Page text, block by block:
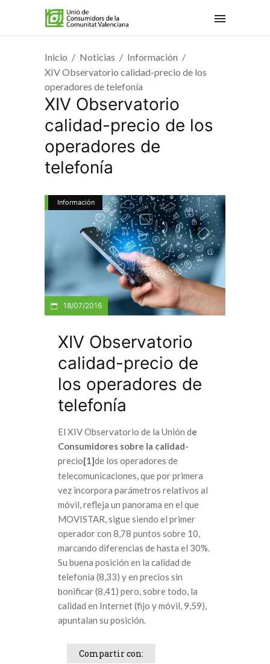
Inicio Noticias
Información
XIV Observatorio calidad-precio de los
operadores de telefonía
XIV Observatorio
calidad-precio de los
operadores de
telefonía
Información
18/07/2016
XIV Observatorio
calidad-precio de
los operadores de
telefonía
El XIV Observatorio de la Unión de
Consumidores sobre la calidad-
precio[1]de los operadores de
telecomunicaciones, que por primera
vez incorpora parámetros relativos al
móvil, refleja un panorama en el que
MOVISTAR, sigue siendo el primer
operador con 8,78 puntos sobre 10,
marcando diferencias de hasta el 30%.
Su buena posición en la calidad de
telefonía (8,33) y en precios sin
bonificar (8,41) pero, sobre todo, la
calidad en Internet (fijo y móvil, 9,59),
apuntalan su posición.
Compartir con: